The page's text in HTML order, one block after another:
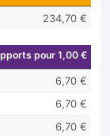
234,70 €
pour 1,00 €
6,70 €
6,70 €
6,70 €